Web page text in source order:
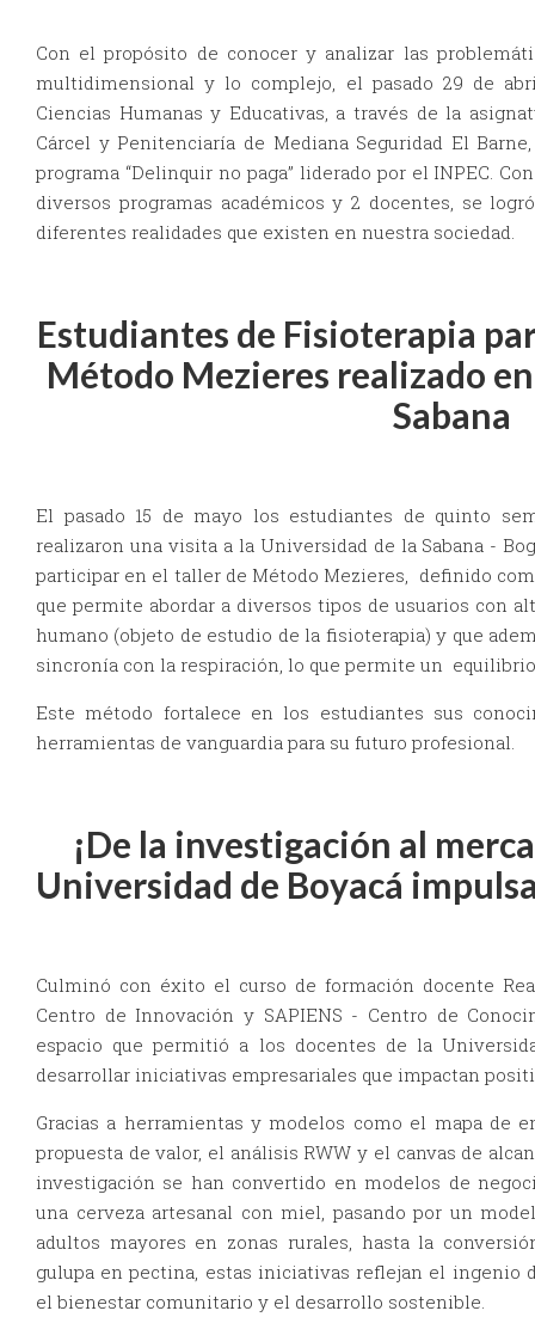
Con el propósito de conocer y analizar las
multidimensional y lo complejo, el pasado 29 de
Ciencias Humanas y Educativas, a través de la
Cárcel y Penitenciaría de Mediana Seguridad El
programa “Delinquir no paga” liderado por el INPEC.
diversos programas académicos y 2 docentes, se
diferentes realidades que existen en nuestra sociedad.
Estudiantes de Fisioterapia
Método Mezieres realizado
Sabana
El pasado 15 de mayo los estudiantes de quinto
realizaron una visita a la Universidad de la Sabana -
participar en el taller de Método Mezieres, definido
que permite abordar a diversos tipos de usuarios con
humano (objeto de estudio de la fisioterapia) y que
sincronía con la respiración, lo que permite un
Este método fortalece en los estudiantes sus
herramientas de vanguardia para su futuro profesional.
¡De la investigación al
Universidad de Boyacá
Culminó con éxito el curso de formación docente
Centro de Innovación y SAPIENS - Centro de
espacio que permitió a los docentes de la
desarrollar iniciativas empresariales que impactan
Gracias a herramientas y modelos como el mapa de
propuesta de valor, el análisis RWW y el canvas de
investigación se han convertido en modelos de
una cerveza artesanal con miel, pasando por un
adultos mayores en zonas rurales, hasta la
gulupa en pectina, estas iniciativas reflejan el ingenio
el bienestar comunitario y el desarrollo sostenible.